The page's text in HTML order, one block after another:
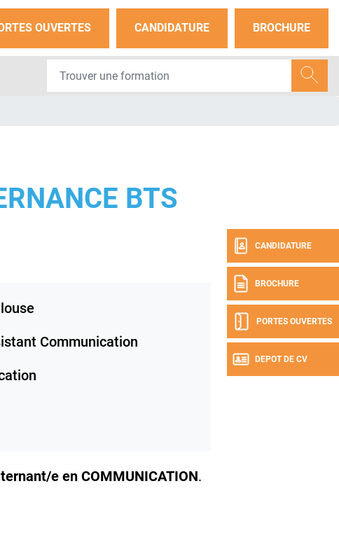
OUVERTES CANDIDATURE BROCHURE
CANDIDATURE
BROCHURE
PORTES OUVERTES
DEPOT DE CV
BTS
Communication
e en COMMUNICATION.